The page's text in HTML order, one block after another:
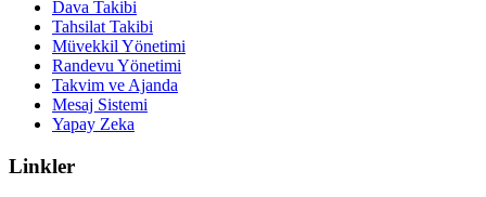
Dava Takibi
Tahsilat Takibi
Müvekkil Yönetimi
Randevu Yönetimi
Takvim ve Ajanda
Mesaj Sistemi
Yapay Zeka
Linkler